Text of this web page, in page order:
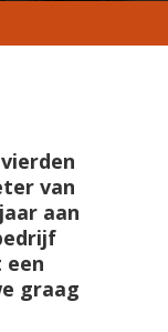
van
aan
een
graag